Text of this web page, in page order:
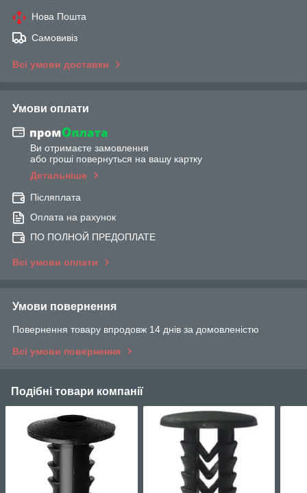
Нова Пошта
Самовивіз
Всі умови доставки
Умови оплати
Ви отримаєте замовлення
або гроші повернуться на вашу картку
Детальніше
Післяплата
Оплата на рахунок
ПО ПОЛНОЙ ПРЕДОПЛАТЕ
Всі умови оплати
Умови повернення
Повернення товару впродовж 14 днів за домовленістю
Всі умови повернення
Подібні товари компанії